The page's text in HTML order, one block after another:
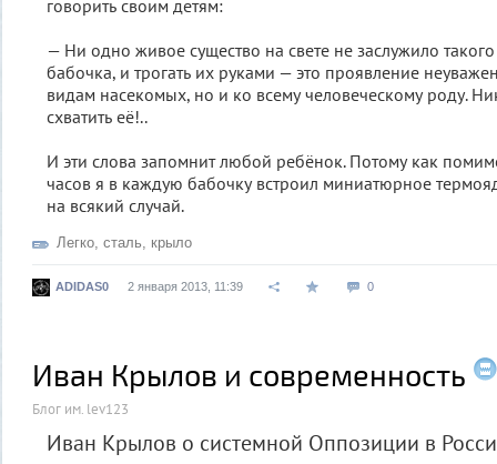
говорить своим детям:
— Ни одно живое существо на свете не заслужило
бабочка, и трогать их руками — это проявление
видам насекомых, но и ко всему человеческому роду.
схватить её!..
И эти слова запомнит любой ребёнок. Потому как
часов я в каждую бабочку встроил миниатюрное
на всякий случай.
Легко, сталь, крыло
ADIDAS0 2 января 2013, 11:39 0
Иван Крылов и современность
Блог им. lev123
Иван Крылов о системной Оппозиции в